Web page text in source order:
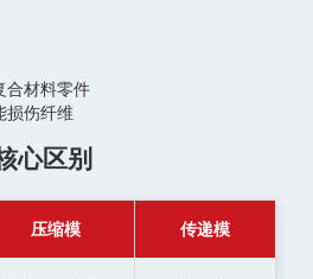
合材料零件
损伤纤维
心区别
压缩模 传递模